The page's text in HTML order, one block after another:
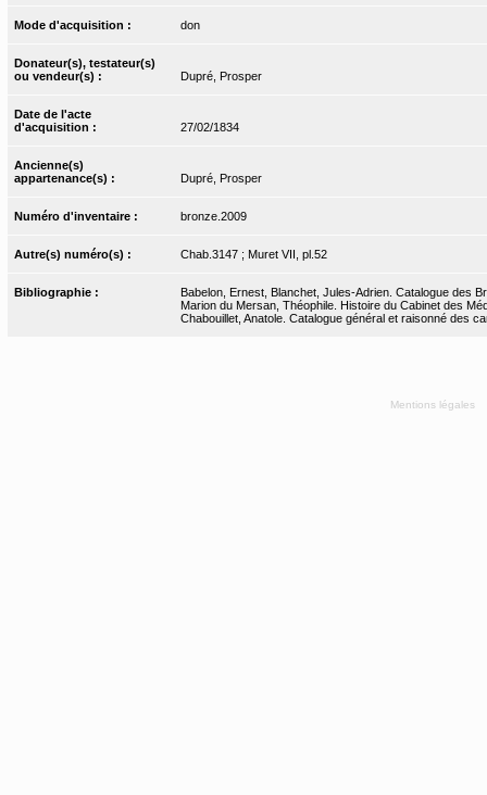
Mode d'acquisition : don
Donateur(s), testateur(s)
ou vendeur(s) :
Dupré, Prosper
Date de l'acte
d'acquisition :
27/02/1834
Ancienne(s)
appartenance(s) :
Dupré, Prosper
Numéro d'inventaire : bronze.2009
Autre(s) numéro(s) : Chab.3147 ; Muret VII, pl.52
Bibliographie :
Babelon, Ernest, Blanchet, Jules-Adrien. Catalogue des
Marion du Mersan, Théophile. Histoire du Cabinet des
Chabouillet, Anatole. Catalogue général et raisonné des
Mentions légales